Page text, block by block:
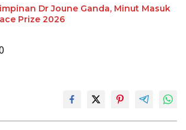
Dr Joune Ganda, Minut Masuk
Prize 2026